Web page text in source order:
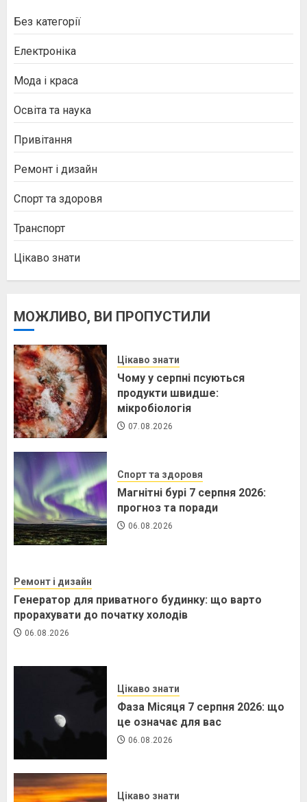
Без категорії
Електроніка
Мода і краса
Освіта та наука
Привітання
Ремонт і дизайн
Спорт та здоровя
Транспорт
Цікаво знати
МОЖЛИВО, ВИ ПРОПУСТИЛИ
Цікаво знати
Чому у серпні псуються
продукти швидше:
мікробіологія
07.08.2026
Спорт та здоровя
Магнітні бурі 7 серпня 2026:
прогноз та поради
06.08.2026
Ремонт і дизайн
Генератор для приватного будинку: що варто
прорахувати до початку холодів
06.08.2026
Цікаво знати
Фаза Місяця 7 серпня 2026: що
це означає для вас
06.08.2026
Цікаво знати